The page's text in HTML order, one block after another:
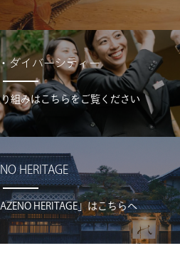
ダイバーシティー
組みはこちらをご覧ください
HERITAGE
HERITAGE」はこちらへ